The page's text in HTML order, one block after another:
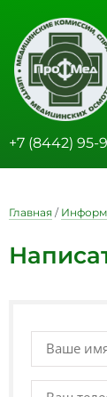
+7 (8442) 95-
Главная /